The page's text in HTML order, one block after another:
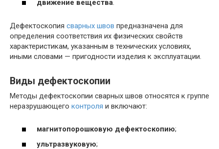
движение вещества.
Дефектоскопия сварных швов предназначена для
определения соответствия их физических свойств
характеристикам, указанным в технических условиях,
иными словами — пригодности изделия к эксплуатации.
Виды дефектоскопии
Методы дефектоскопии сварных швов относятся к группе
неразрушающего контроля и включают:
магнитопорошковую дефектоскопию;
ультразвуковую;